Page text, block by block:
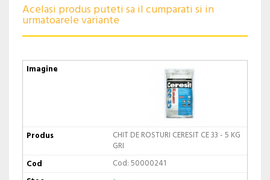
Acelasi produs puteti sa il cumparati si in
urmatoarele variante
CHIT DE ROSTURI CERESIT CE 33 - 5 KG
GRI
Cod: 50000241